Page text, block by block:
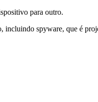
para outro.
spyware, que é